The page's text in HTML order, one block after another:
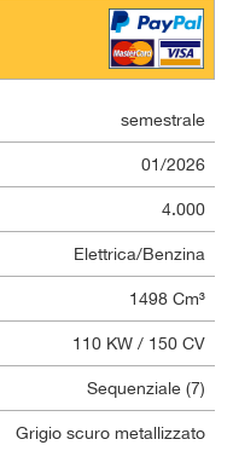
semestrale
01/2026
4.000
Elettrica/Benzina
1498 Cm³
110 KW / 150 CV
Sequenziale (7)
Grigio scuro metallizzato